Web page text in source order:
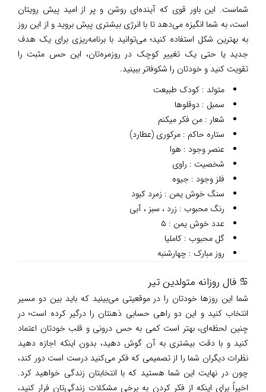
شماست. این باور قوی که آینده‌ای روشن و پر از امید پیش رویتان
است، به شما انگیزه می‌دهد تا با انرژی بیشتری پیش بروید و از این روز
به بهترین شکل استفاده کنید؛ می‌توانید با برنامه‌ریزی برای یک هدف
جدید یا حتی یک تغییر کوچک در روزمره‌تان، این حس مثبت را
تقویت کنید و خودتان را شکوفاتر ببینید.
متولد : کودک طبیعت
سمبل : دوقلوها
شعار : من فکر میکنم
ستاره حاکم : مرکوری (عطارد)
عنصر وجود : هوا
شخصیت : راوی
فلز وجود : جیوه
سنگ خوش یمن : زمرد کبود
رنگ محبوب : زرد ، سبز ، آبی
عدد خوش یمن : ۵
گل محبوب : کاملیا
روز مبارک : چهارشنبه
♋ فال روزانه متولدین تیر
شما این روزها خودتان را در موقعیتی می‌بینید که باید بین دو مسیر
انتخاب کنید و این دو راهی حسابی ذهنتان را درگیر کرده است؛ در
چنین لحظه‌ای، بهتر است کمی به حس درونی و قلب خودتان اعتماد
کنید و با دقت بیشتری به آن گوش دهید، بدون اینکه اجازه دهید
نظرات دیگران شما را از تصمیمی که فکر می‌کنید درست است دور کند،
چون در نهایت این شما هستید که با انتخابتان زندگی خواهید کرد.
اخیراً برای اینکه از فکر کردن به برخی مشکلات زندگی‌تان فرار کنید،